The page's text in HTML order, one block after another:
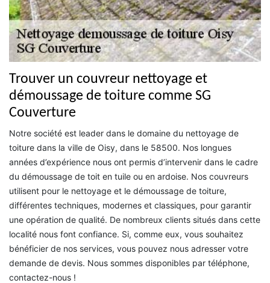
Trouver un couvreur nettoyage et
démoussage de toiture comme SG
Couverture
Notre société est leader dans le domaine du nettoyage de
toiture dans la ville de Oisy, dans le 58500. Nos longues
années d’expérience nous ont permis d’intervenir dans le cadre
du démoussage de toit en tuile ou en ardoise. Nos couvreurs
utilisent pour le nettoyage et le démoussage de toiture,
différentes techniques, modernes et classiques, pour garantir
une opération de qualité. De nombreux clients situés dans cette
localité nous font confiance. Si, comme eux, vous souhaitez
bénéficier de nos services, vous pouvez nous adresser votre
demande de devis. Nous sommes disponibles par téléphone,
contactez-nous !